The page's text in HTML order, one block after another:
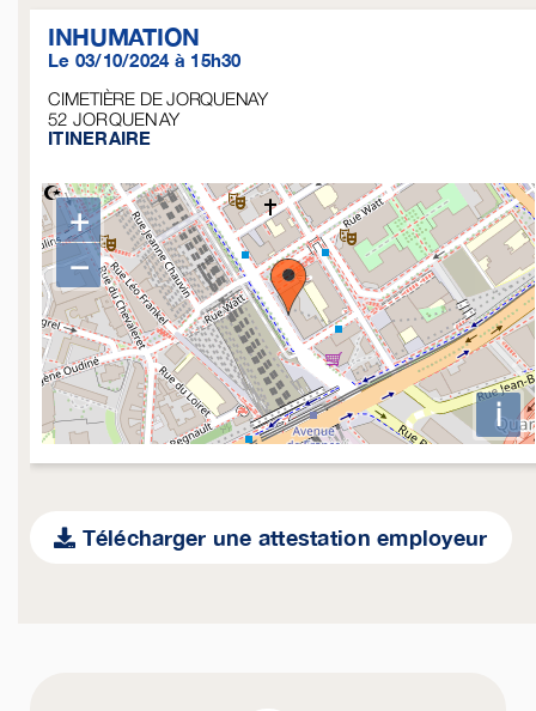
INHUMATION
Le 03/10/2024 à 15h30
CIMETIÈRE DE JORQUENAY
52 JORQUENAY
ITINERAIRE
+
−
i
Télécharger une attestation employeur